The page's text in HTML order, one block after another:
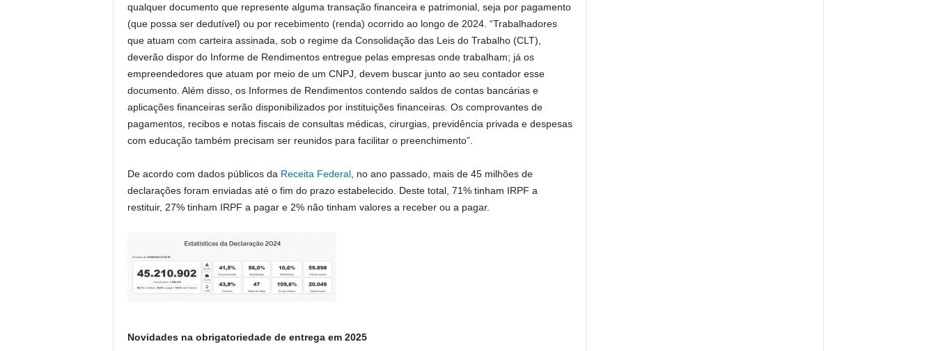
qualquer documento que represente alguma transação financeira e patrimonial, seja por pagamento
(que possa ser dedutível) ou por recebimento (renda) ocorrido ao longo de 2024. “Trabalhadores
que atuam com carteira assinada, sob o regime da Consolidação das Leis do Trabalho (CLT),
deverão dispor do Informe de Rendimentos entregue pelas empresas onde trabalham; já os
empreendedores que atuam por meio de um CNPJ, devem buscar junto ao seu contador esse
documento. Além disso, os Informes de Rendimentos contendo saldos de contas bancárias e
aplicações financeiras serão disponibilizados por instituições financeiras. Os comprovantes de
pagamentos, recibos e notas fiscais de consultas médicas, cirurgias, previdência privada e despesas
com educação também precisam ser reunidos para facilitar o preenchimento”.
De acordo com dados públicos da Receita Federal, no ano passado, mais de 45 milhões de
declarações foram enviadas até o fim do prazo estabelecido. Deste total, 71% tinham IRPF a
restituir, 27% tinham IRPF a pagar e 2% não tinham valores a receber ou a pagar.
Novidades na obrigatoriedade de entrega em 2025